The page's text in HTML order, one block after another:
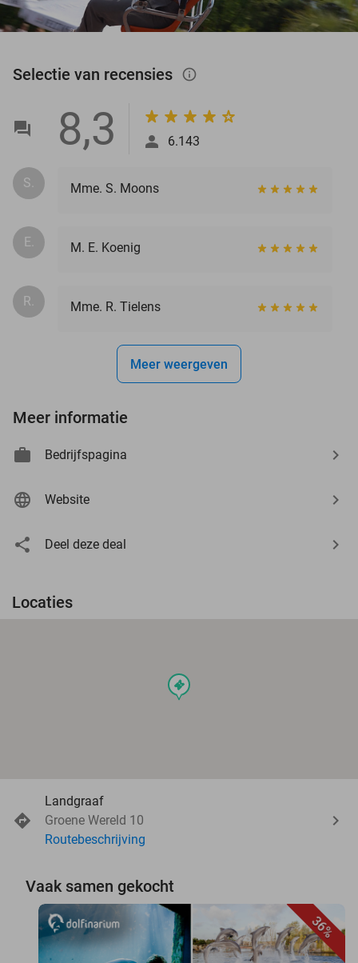
Selectie van recensies info_outlined
8,3 6.143
S. Mme. S. Moons
E. M. E. Koenig
R. Mme. R. Tielens
Meer weergeven
Meer informatie
Bedrijfspagina
Website
Deel deze deal
Locaties
events
Landgraaf
Groene Wereld 10
Routebeschrijving
Vaak samen gekocht
36%